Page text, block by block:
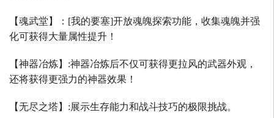
【魂武堂】： [我的要塞]开放魂魄探索功能，收集魂魄并强
化可获得大量属性提升！
【神器冶炼】 :神器冶炼后不仅可获得更拉风的武器外观，
还将获得更强力的神器效果！
【无尽之塔】 :展示生存能力和战斗技巧的极限挑战。